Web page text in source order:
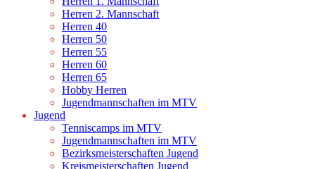
Herren 2. Mannschaft
Herren 40
Herren 50
Herren 55
Herren 60
Herren 65
Hobby Herren
Jugendmannschaften im MTV
Jugend
Tenniscamps im MTV
Jugendmannschaften im MTV
Bezirksmeisterschaften Jugend
Kreismeisterschaften Jugend